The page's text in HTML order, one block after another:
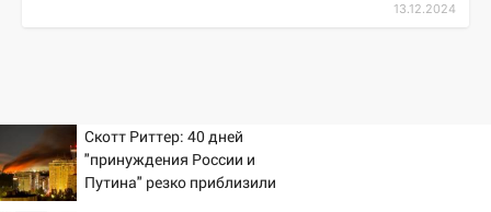
13.12.2024
Скотт Риттер: 40 дней
"принуждения России и
Путина" резко приблизили